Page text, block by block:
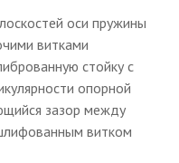
оси пружины
витками
стойку с
опорной
зазор между
витком